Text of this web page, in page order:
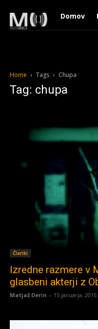
Domov
Home Tags Chupa
Tag: chupa
Članki
Izredne razmere v
glasbeni akterji z
Matjaž Derin - 15 januarja, 2015